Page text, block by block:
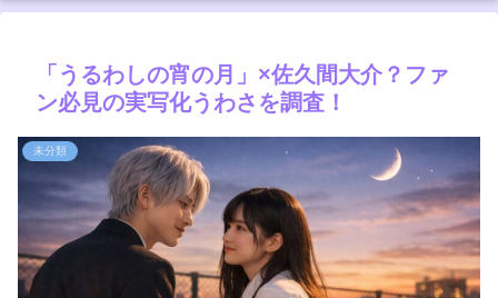
「うるわしの宵の月」×佐久間大介？ファ
ン必見の実写化うわさを調査！
未分類